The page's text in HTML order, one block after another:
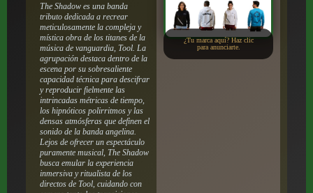
The Shadow es una banda
tributo dedicada a recrear
meticulosamente la compleja y
mística obra de los titanes de la
música de vanguardia, Tool. La
agrupación destaca dentro de la
escena por su sobresaliente
capacidad técnica para descifrar
y reproducir fielmente las
intrincadas métricas de tiempo,
los hipnóticos polirritmos y las
densas atmósferas que definen el
sonido de la banda angelina.
Lejos de ofrecer un espectáculo
puramente musical, The Shadow
busca emular la experiencia
inmersiva y ritualista de los
directos de Tool, cuidando con
¿Tu marca aquí? Haz clic
para anunciarte.